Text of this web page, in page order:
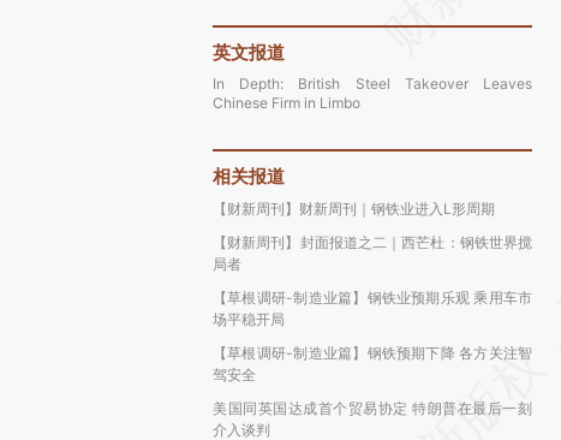
英文报道
In Depth: British Steel Takeover Leaves
Chinese Firm in Limbo
相关报道
【财新周刊】财新周刊｜钢铁业进入L形周期
【财新周刊】封面报道之二｜西芒杜：钢铁世界搅
局者
【草根调研-制造业篇】钢铁业预期乐观 乘用车市
场平稳开局
【草根调研-制造业篇】钢铁预期下降 各方关注智
驾安全
美国同英国达成首个贸易协定 特朗普在最后一刻
介入谈判